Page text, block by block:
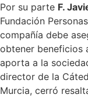
Por su parte F.
Fundación
compañía debe
obtener beneficios
aporta a la
director de la
Murcia, cerró